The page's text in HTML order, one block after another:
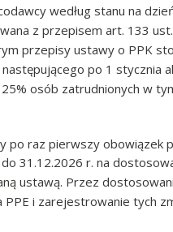
według stanu na
z przepisem art. 133
przepisy ustawy o PPK
po 1 stycznia
osób zatrudnionych w
po raz pierwszy obowiązek
31.12.2026 r. na
ustawą. Przez
PPE i zarejestrowanie tych